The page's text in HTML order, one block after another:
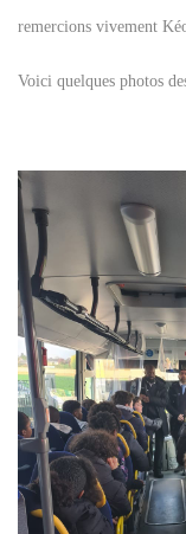
remercions vivement
Voici quelques photos